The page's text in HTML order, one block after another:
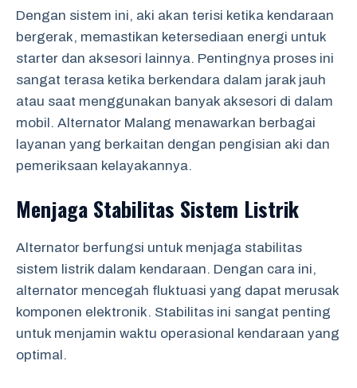
Dengan sistem ini, aki akan terisi ketika kendaraan
bergerak, memastikan ketersediaan energi untuk
starter dan aksesori lainnya. Pentingnya proses ini
sangat terasa ketika berkendara dalam jarak jauh
atau saat menggunakan banyak aksesori di dalam
mobil. Alternator Malang menawarkan berbagai
layanan yang berkaitan dengan pengisian aki dan
pemeriksaan kelayakannya.
Menjaga Stabilitas Sistem Listrik
Alternator berfungsi untuk menjaga stabilitas
sistem listrik dalam kendaraan. Dengan cara ini,
alternator mencegah fluktuasi yang dapat merusak
komponen elektronik. Stabilitas ini sangat penting
untuk menjamin waktu operasional kendaraan yang
optimal.